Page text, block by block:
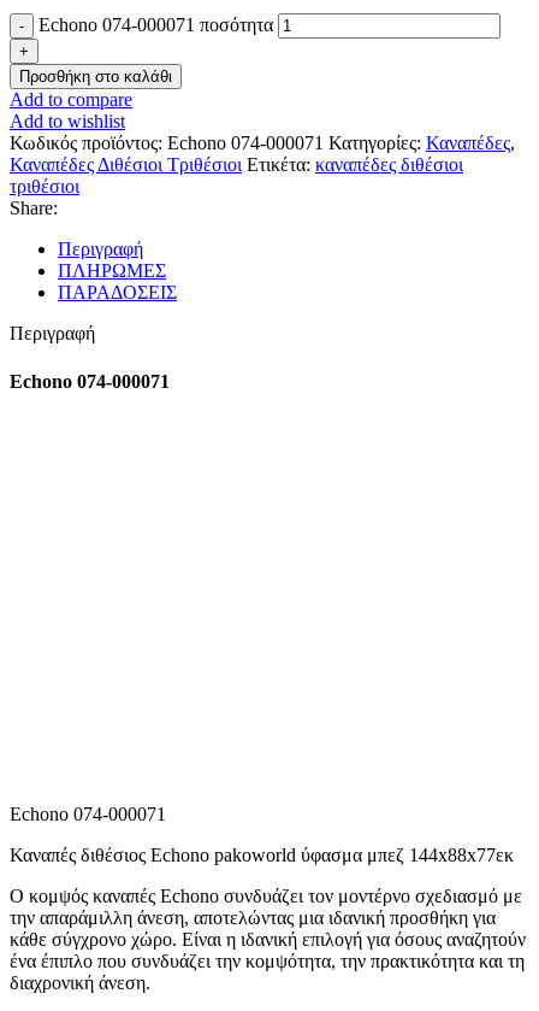
Echono 074-000071 ποσότητα
Προσθήκη στο καλάθι
Add to compare
Add to wishlist
Κωδικός προϊόντος: Echono 074-000071 Κατηγορίες: Καναπέδες,
Καναπέδες Διθέσιοι Τριθέσιοι Ετικέτα: καναπέδες διθέσιοι
τριθέσιοι
Share:
Περιγραφή
ΠΛΗΡΩΜΕΣ
ΠΑΡΑΔΟΣΕΙΣ
Περιγραφή
Echono 074-000071
Echono 074-000071
Καναπές διθέσιος Echono pakoworld ύφασμα μπεζ 144x88x77εκ
Ο κομψός καναπές Echono συνδυάζει τον μοντέρνο σχεδιασμό με
την απαράμιλλη άνεση, αποτελώντας μια ιδανική προσθήκη για
κάθε σύγχρονο χώρο. Είναι η ιδανική επιλογή για όσους αναζητούν
ένα έπιπλο που συνδυάζει την κομψότητα, την πρακτικότητα και τη
διαχρονική άνεση.